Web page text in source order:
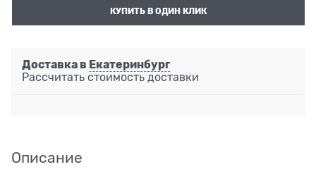
КУПИТЬ В ОДИН КЛИК
Доставка в Екатеринбург
Рассчитать стоимость доставки
Описание